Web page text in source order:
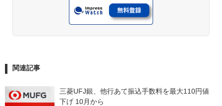
関連記事
三菱UFJ銀、他行あて振込手数料を最大110円値
下げ 10月から